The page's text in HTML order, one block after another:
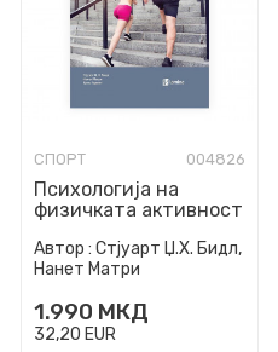
СПОРТ 004826
Психологија на
физичката активност
добросостојба и
интервенци...
Автор : Стјуарт Џ.Х. Бидл,
Нанет Матри
1.990 МКД
32,20 EUR